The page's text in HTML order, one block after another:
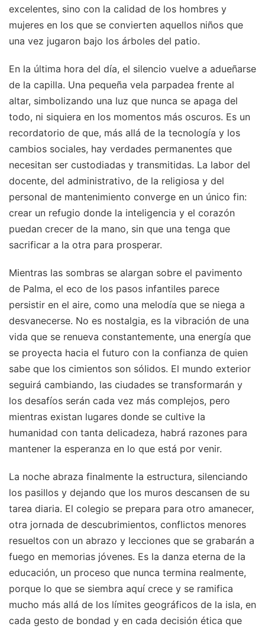
excelentes, sino con la calidad de los hombres y
mujeres en los que se convierten aquellos niños que
una vez jugaron bajo los árboles del patio.
En la última hora del día, el silencio vuelve a adueñarse
de la capilla. Una pequeña vela parpadea frente al
altar, simbolizando una luz que nunca se apaga del
todo, ni siquiera en los momentos más oscuros. Es un
recordatorio de que, más allá de la tecnología y los
cambios sociales, hay verdades permanentes que
necesitan ser custodiadas y transmitidas. La labor del
docente, del administrativo, de la religiosa y del
personal de mantenimiento converge en un único fin:
crear un refugio donde la inteligencia y el corazón
puedan crecer de la mano, sin que una tenga que
sacrificar a la otra para prosperar.
Mientras las sombras se alargan sobre el pavimento
de Palma, el eco de los pasos infantiles parece
persistir en el aire, como una melodía que se niega a
desvanecerse. No es nostalgia, es la vibración de una
vida que se renueva constantemente, una energía que
se proyecta hacia el futuro con la confianza de quien
sabe que los cimientos son sólidos. El mundo exterior
seguirá cambiando, las ciudades se transformarán y
los desafíos serán cada vez más complejos, pero
mientras existan lugares donde se cultive la
humanidad con tanta delicadeza, habrá razones para
mantener la esperanza en lo que está por venir.
La noche abraza finalmente la estructura, silenciando
los pasillos y dejando que los muros descansen de su
tarea diaria. El colegio se prepara para otro amanecer,
otra jornada de descubrimientos, conflictos menores
resueltos con un abrazo y lecciones que se grabarán a
fuego en memorias jóvenes. Es la danza eterna de la
educación, un proceso que nunca termina realmente,
porque lo que se siembra aquí crece y se ramifica
mucho más allá de los límites geográficos de la isla, en
cada gesto de bondad y en cada decisión ética que